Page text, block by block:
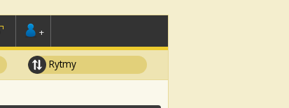
+
Rytmy